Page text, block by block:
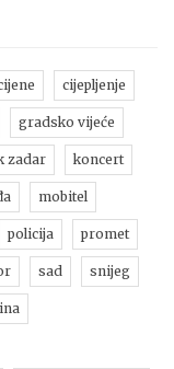
cijepljenje
gradsko vijeće
zadar koncert
mobitel
policija promet
sad snijeg